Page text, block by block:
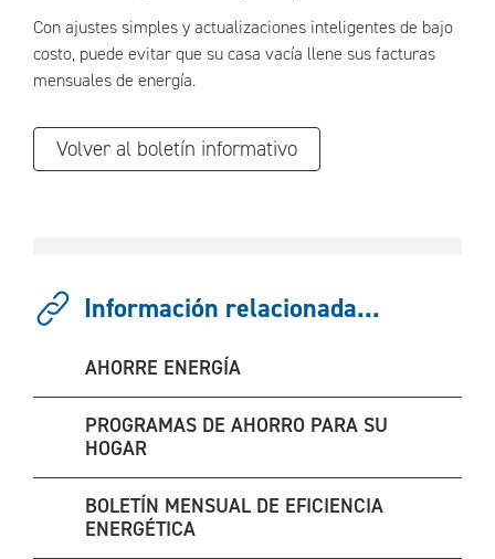
Con ajustes simples y actualizaciones inteligentes de bajo
costo, puede evitar que su casa vacía llene sus facturas
mensuales de energía.
Volver al boletín informativo
Información relacionada...
AHORRE ENERGÍA
PROGRAMAS DE AHORRO PARA SU
HOGAR
BOLETÍN MENSUAL DE EFICIENCIA
ENERGÉTICA